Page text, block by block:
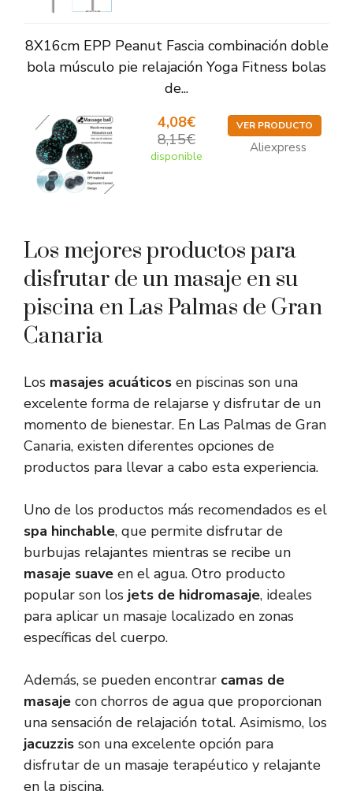
8X16cm EPP Peanut Fascia combinación doble
bola músculo pie relajación Yoga Fitness bolas
de...
4,08€
8,15€
disponible
VER PRODUCTO
Aliexpress
Los mejores productos para
disfrutar de un masaje en su
piscina en Las Palmas de Gran
Canaria
Los masajes acuáticos en piscinas son una
excelente forma de relajarse y disfrutar de un
momento de bienestar. En Las Palmas de Gran
Canaria, existen diferentes opciones de
productos para llevar a cabo esta experiencia.
Uno de los productos más recomendados es el
spa hinchable, que permite disfrutar de
burbujas relajantes mientras se recibe un
masaje suave en el agua. Otro producto
popular son los jets de hidromasaje, ideales
para aplicar un masaje localizado en zonas
específicas del cuerpo.
Además, se pueden encontrar camas de
masaje con chorros de agua que proporcionan
una sensación de relajación total. Asimismo, los
jacuzzis son una excelente opción para
disfrutar de un masaje terapéutico y relajante
en la piscina.